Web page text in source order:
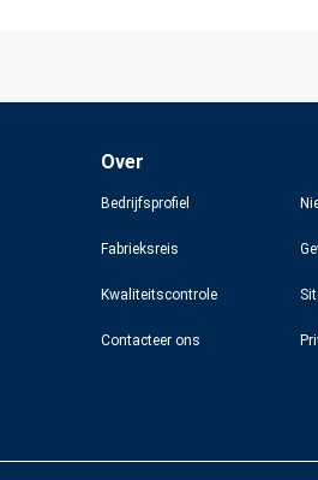
Over
Bedrijfsprofiel
Fabrieksreis
Kwaliteitscontrole
Contacteer ons